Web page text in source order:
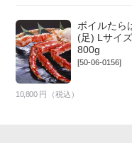
ボイルたら
(足) Lサイ
800g
[50-06-0156]
10,800 円（税込）